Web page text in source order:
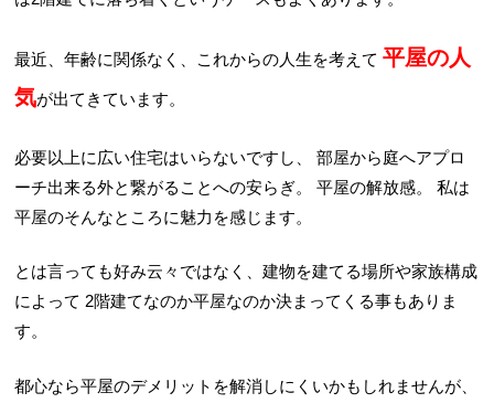
最近、年齢に関係なく、これからの人生を考えて 平屋の人
気が出てきています。
必要以上に広い住宅はいらないですし、
部屋から庭へアプロ
ーチ出来る外と繋がることへの安らぎ。
平屋の解放感。
私は
平屋のそんなところに魅力を感じます。
とは言っても好み云々ではなく、建物を建てる場所や家族構成
によって 2階建てなのか平屋なのか決まってくる事もありま
す。
都心なら平屋のデメリットを解消しにくいかもしれませんが、